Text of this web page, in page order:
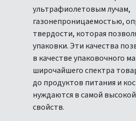
ультрафиолетовым лучам,
газонепроницаемостью,
твердости, которая
упаковки. Эти качества
в качестве упаковочного
широчайшего спектра
до продуктов питания и
нуждаются в самой
свойств.